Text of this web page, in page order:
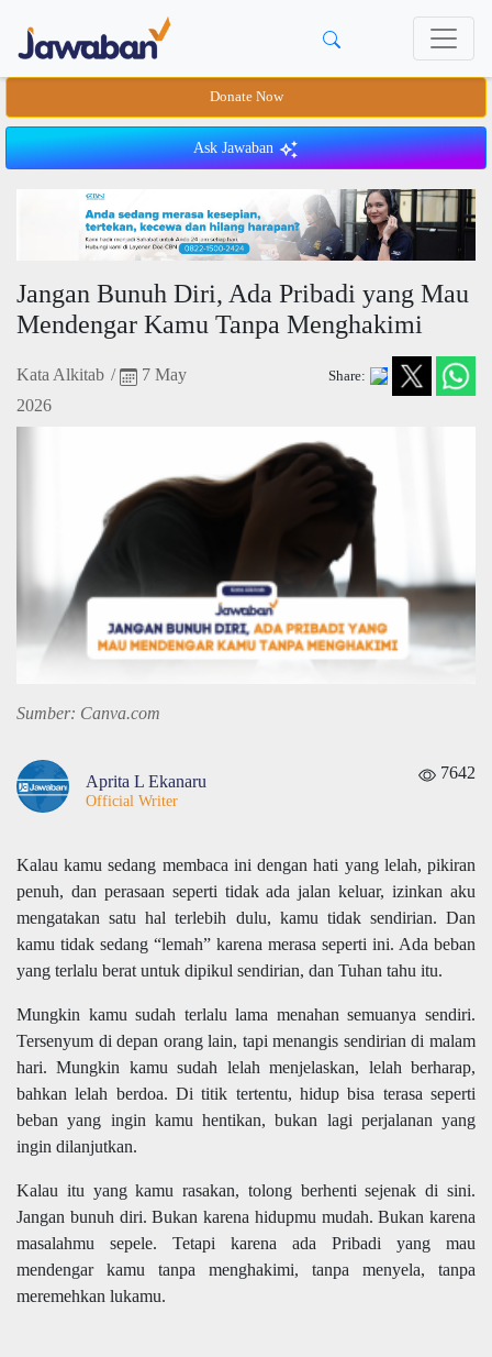
Donate Now
Ask Jawaban
Jangan Bunuh Diri, Ada Pribadi yang Mau
Mendengar Kamu Tanpa Menghakimi
Kata Alkitab /
7 May
2026
Share:
Sumber: Canva.com
Aprita L Ekanaru
Official Writer
7642
Kalau kamu sedang membaca ini dengan hati yang lelah, pikiran
penuh, dan perasaan seperti tidak ada jalan keluar, izinkan aku
mengatakan satu hal terlebih dulu, kamu tidak sendirian. Dan
kamu tidak sedang “lemah” karena merasa seperti ini. Ada beban
yang terlalu berat untuk dipikul sendirian, dan Tuhan tahu itu.
Mungkin kamu sudah terlalu lama menahan semuanya sendiri.
Tersenyum di depan orang lain, tapi menangis sendirian di malam
hari. Mungkin kamu sudah lelah menjelaskan, lelah berharap,
bahkan lelah berdoa. Di titik tertentu, hidup bisa terasa seperti
beban yang ingin kamu hentikan, bukan lagi perjalanan yang
ingin dilanjutkan.
Kalau itu yang kamu rasakan, tolong berhenti sejenak di sini.
Jangan bunuh diri. Bukan karena hidupmu mudah. Bukan karena
masalahmu sepele. Tetapi karena ada Pribadi yang mau
mendengar kamu tanpa menghakimi, tanpa menyela, tanpa
meremehkan lukamu.